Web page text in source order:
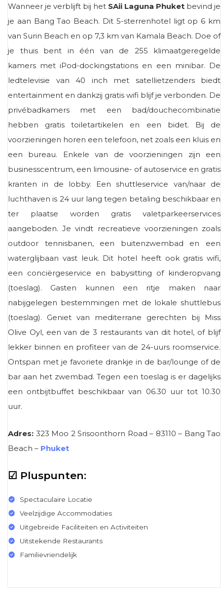
Wanneer je verblijft bij het SAii Laguna Phuket bevind je
je aan Bang Tao Beach. Dit 5-sterrenhotel ligt op 6 km
van Surin Beach en op 7,3 km van Kamala Beach. Doe of
je thuis bent in één van de 255 klimaatgeregelde
kamers met iPod-dockingstations en een minibar. De
ledtelevisie van 40 inch met satellietzenders biedt
entertainment en dankzij gratis wifi blijf je verbonden. De
privébadkamers met een bad/douchecombinatie
hebben gratis toiletartikelen en een bidet. Bij de
voorzieningen horen een telefoon, net zoals een kluis en
een bureau. Enkele van de voorzieningen zijn een
businesscentrum, een limousine- of autoservice en gratis
kranten in de lobby. Een shuttleservice van/naar de
luchthaven is 24 uur lang tegen betaling beschikbaar en
ter plaatse worden gratis valetparkeerservices
aangeboden. Je vindt recreatieve voorzieningen zoals
outdoor tennisbanen, een buitenzwembad en een
waterglijbaan vast leuk. Dit hotel heeft ook gratis wifi,
een conciërgeservice en babysitting of kinderopvang
(toeslag). Gasten kunnen een ritje maken naar
nabijgelegen bestemmingen met de lokale shuttlebus
(toeslag). Geniet van mediterrane gerechten bij Miss
Olive Oyl, een van de 3 restaurants van dit hotel, of blijf
lekker binnen en profiteer van de 24-uurs roomservice.
Ontspan met je favoriete drankje in de bar/lounge of de
bar aan het zwembad. Tegen een toeslag is er dagelijks
een ontbijtbuffet beschikbaar van 06.30 uur tot 10.30
uur.
Adres: 323 Moo 2 Srisoonthorn Road – 83110 – Bang Tao
Beach – Phuket
☑ Pluspunten:
Spectaculaire Locatie
Veelzijdige Accommodaties
Uitgebreide Faciliteiten en Activiteiten
Uitstekende Restaurants
Familievriendelijk